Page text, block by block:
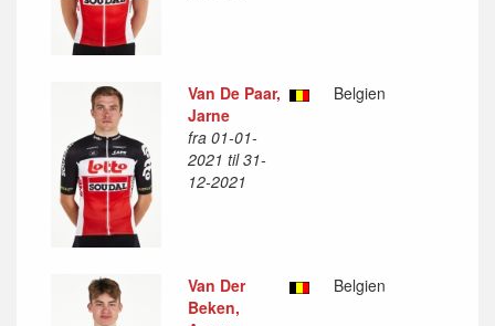
Van De Paar,
Jarne
fra 01-01-
2021 til 31-
12-2021
Belgien
Van Der
Beken,
Belgien